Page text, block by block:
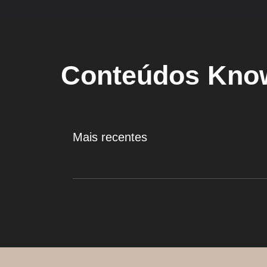
Conteúdos
Mais recentes